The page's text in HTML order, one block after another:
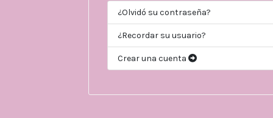
¿Olvidó su contraseña?
¿Recordar su usuario?
Crear una cuenta